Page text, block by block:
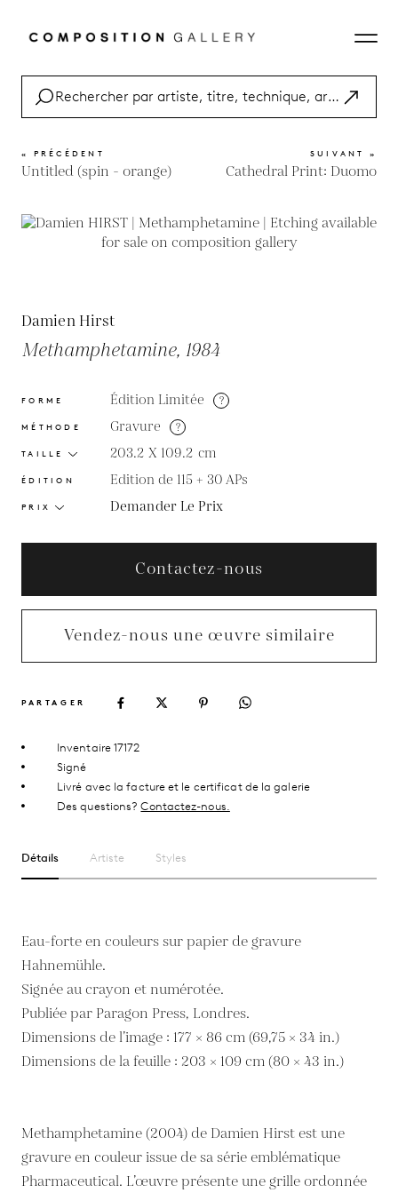
« PRÉCÉDENT
Untitled (spin - orange)
SUIVANT »
Cathedral Print: Duomo
Damien Hirst
Methamphetamine, 1984
FORME Édition Limitée ?
MÉTHODE Gravure ?
TAILLE 203.2 X 109.2 cm
ÉDITION Edition de 115 + 30 APs
PRIX Demander Le Prix
Contactez-nous
Vendez-nous une œuvre similaire
PARTAGER
Inventaire 17172
Signé
Livré avec la facture et le certificat de la galerie
Des questions?Contactez-nous.
Détails Artiste Styles
Eau-forte en couleurs sur papier de gravure
Hahnemühle.
Signée au crayon et numérotée.
Publiée par Paragon Press, Londres.
Dimensions de l’image : 177 × 86 cm (69,75 × 34 in.)
Dimensions de la feuille : 203 × 109 cm (80 × 43 in.)
Methamphetamine (2004) de Damien Hirst est une
gravure en couleur issue de sa série emblématique
Pharmaceutical. L’œuvre présente une grille ordonnée